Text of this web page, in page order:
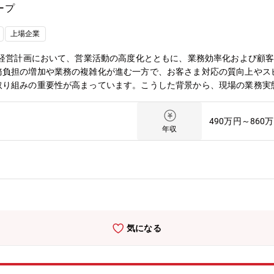
プ
上場企業
営計画において、営業活動の高度化とともに、業務効率化および顧
担の増加や業務の複雑化が進む一方で、お客さま対応の質向上や
組みの重要性が高まっています。こうした背景から、現場の業務
上とサービス品質の底上げを図ることがミッションです。単なる
「負担を減らしながら価値を高める」業務運営モデルを構築しま
づくりに貢献していただきます。■（3） 主な業務内容営業店事務
る事務プロセスの改善企画・顧客利便性・満足度向上に資する施
年収
490万円～860
気になる